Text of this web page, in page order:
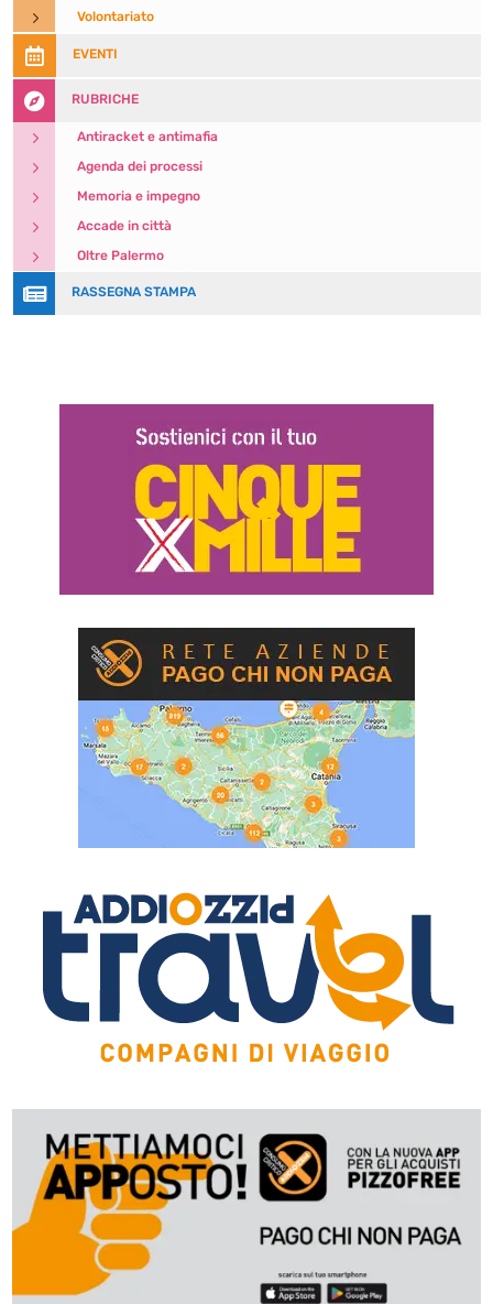
5 Volontariato
 EVENTI
 RUBRICHE
5 Antiracket e antimafia
5 Agenda dei processi
5 Memoria e impegno
5 Accade in città
5 Oltre Palermo
 RASSEGNA STAMPA